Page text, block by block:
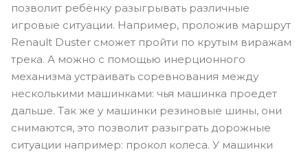
позволит ребёнку разыгрывать различные
игровые ситуации. Например, проложив маршрут
Renault Duster сможет пройти по крутым виражам
трека. А можно с помощью инерционного
механизма устраивать соревнования между
несколькими машинками: чья машинка проедет
дальше. Так же у машинки резиновые шины, они
снимаются, это позволит разыграть дорожные
ситуации например: прокол колеса. У машинки